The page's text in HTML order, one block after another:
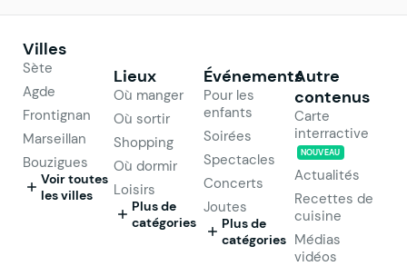
Villes
Sète
Agde
Frontignan
Marseillan
Bouzigues
Voir toutes
les villes
Lieux
Où manger
Où sortir
Shopping
Où dormir
Loisirs
Plus de
catégories
Événements
Pour les
enfants
Soirées
Spectacles
Concerts
Joutes
Plus de
catégories
Autre
contenus
Carte
interractive
NOUVEAU
Actualités
Recettes de
cuisine
Médias
vidéos